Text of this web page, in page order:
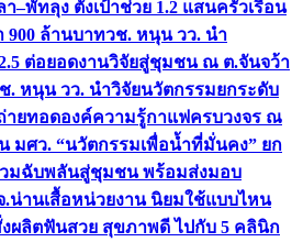
–พัทลุง ตั้งเป้าช่วย 1.2 แสนครัวเรือน
900 ล้านบาทวช. หนุน วว. นำ
ต่อยอดงานวิจัยสู่ชุมชน ณ ต.จันจว้า
. หนุน วว. นำวิจัยนวัตกรรมยกระดับ
ายทอดองค์ความรู้กาแฟครบวงจร ณ
มศว. “นวัตกรรมเพื่อน้ำที่มั่นคง” ยก
มฉับพลันสู่ชุมชน พร้อมส่งมอบ
.น่านเสื้อหน่วยงาน นิยมใช้แบบไหน
ผลิตฟันสวย สุขภาพดี ไปกับ 5 คลินิก